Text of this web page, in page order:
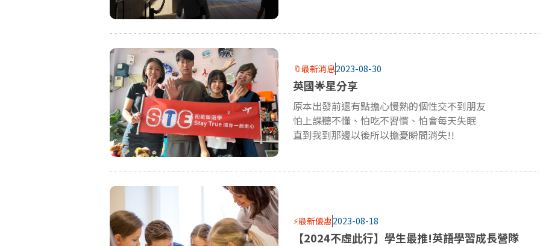
🔖最新消息2023-08-30
英國🌟星分享
原本出發前還有點擔心慢熟的個性交不到朋友
怕上課聽不懂、怕吃不習慣、怕會每天失眠
直到我到那邊以後所以擔憂瞬間消失!!
⚡最新優惠2023-08-18
【2024不虛此行】學生最推!英語學習成長營隊